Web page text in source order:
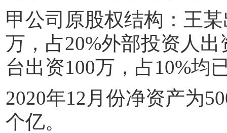
甲公司原股权结构：王
万，占20%外部投资人出
台出资100万，占10%均
2020年12 月份净资产为
个亿。